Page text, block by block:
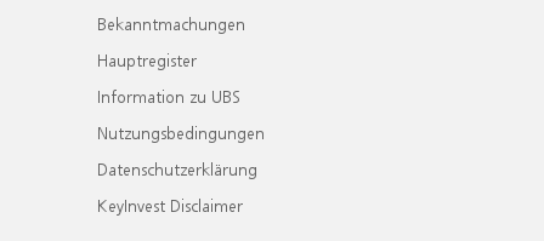
Bekanntmachungen
Hauptregister
Information zu UBS
Nutzungsbedingungen
Datenschutzerklärung
KeyInvest Disclaimer